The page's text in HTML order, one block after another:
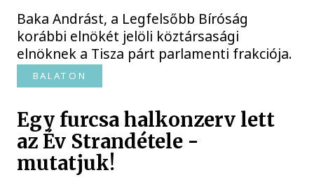
Baka Andrást, a Legfelsőbb Bíróság
korábbi elnökét jelöli köztársasági
elnöknek a Tisza párt parlamenti frakciója.
BALATON
Egy furcsa halkonzerv lett
az Év Strandétele -
mutatjuk!